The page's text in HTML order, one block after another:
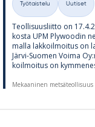
Kategoriat
Työtaistelu Uutiset
Teol­li­suus­liitto on
kosta UPM Plywoo­din
malla lak­koil­moi­tus on
Järvi-Suo­men Voima
koil­moi­tus on
Mekaaninen metsäteollisuus